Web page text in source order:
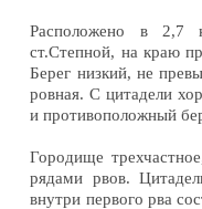
Расположено в 2,7
ст.Степной, на краю
Берег низкий, не
ровная. С цитадели
и противоположный
Городище
рядами рвов.
внутри первого рва